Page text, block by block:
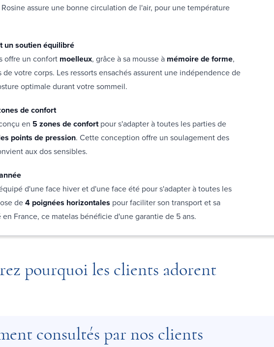
assure une bonne circulation de l'air, pour une température
un soutien équilibré
offre un confort moelleux, grâce à sa mousse à mémoire de forme,
votre corps. Les ressorts ensachés assurent une indépendence de
optimale durant votre sommeil.
de confort
en 5 zones de confortpour s'adapter à toutes les parties de
points de pression. Cette conception offre un soulagement des
aux dos sensibles.
d'une face hiver et d'une face été pour s'adapter à toutes les
de4 poignées horizontales pour faciliter son transport et sa
France, ce matelas bénéficie d'une garantie de 5 ans.
pourquoi les clients adorent
consultés par nos clients